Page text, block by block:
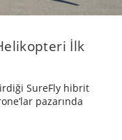
İlk
SureFly hibrit
pazarında